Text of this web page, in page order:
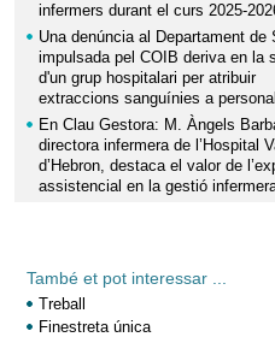
infermers durant el curs 2025-
Una denúncia al Departament de
impulsada pel COIB deriva en la
d'un grup hospitalari per atribuir
extraccions sanguínies a
En Clau Gestora: M. Àngels
directora infermera de l’Hospital
d’Hebron, destaca el valor de
assistencial en la gestió
També et pot interessar ...
Treball
Finestreta única